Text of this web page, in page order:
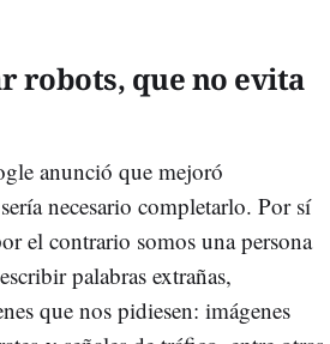
robots, que no evita
anunció que mejoró
necesario completarlo. Por sí
el contrario somos una persona
palabras extrañas,
que nos pidiesen: imágenes